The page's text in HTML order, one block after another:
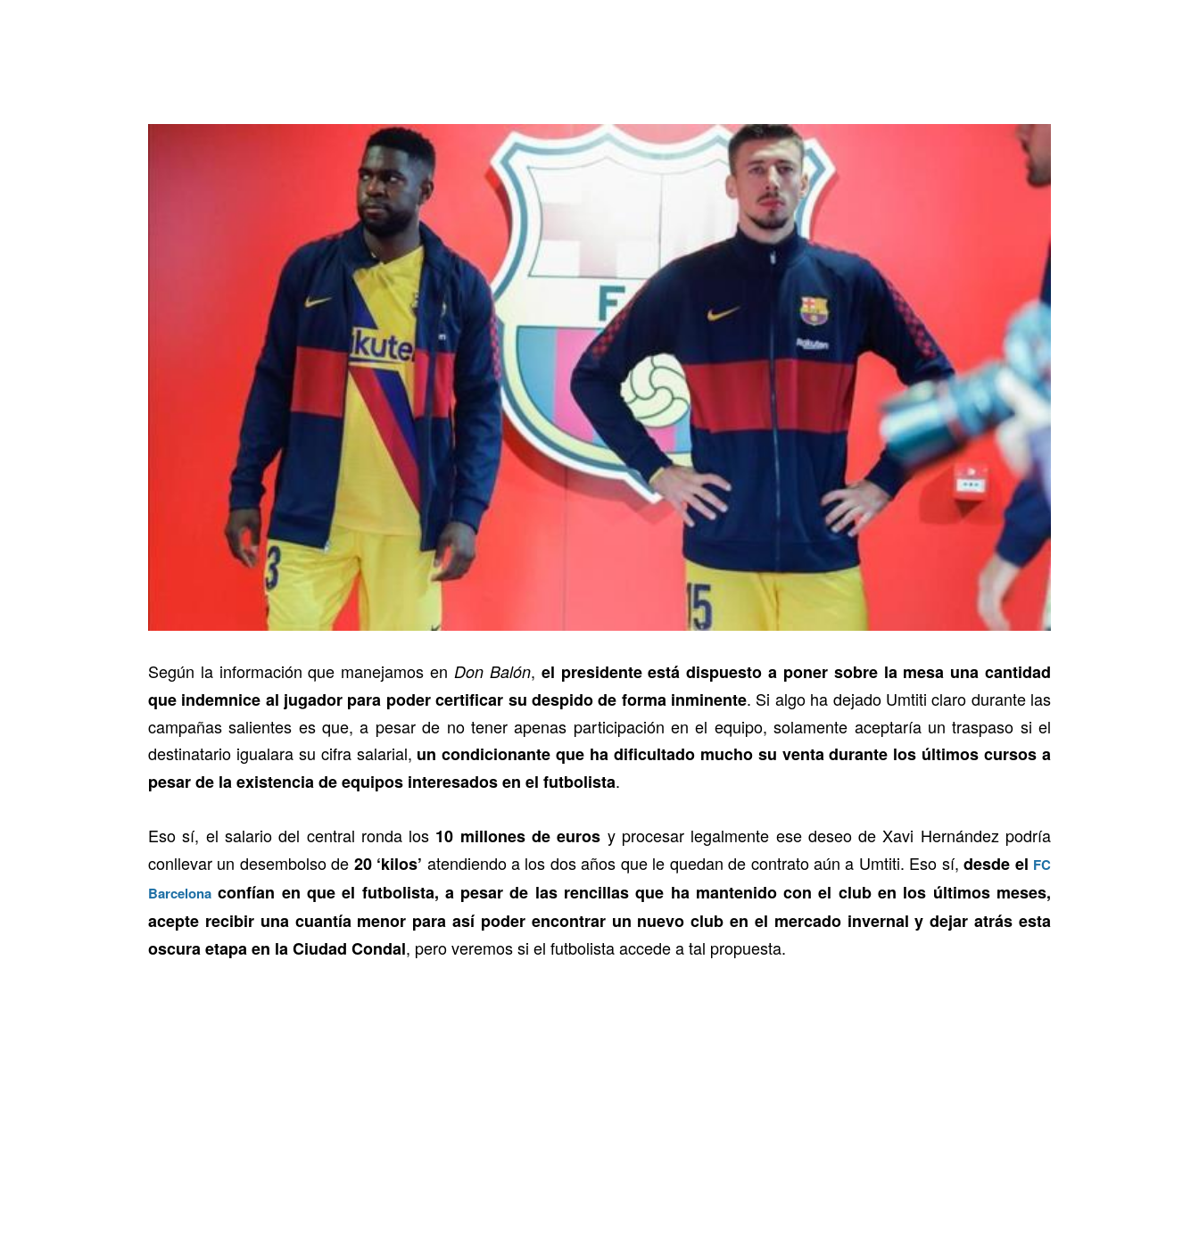
Según la información que manejamos en Don Balón, el presidente está dispuesto a poner sobre la mesa una cantidad
que indemnice al jugador para poder certificar su despido de forma inminente. Si algo ha dejado Umtiti claro durante las
campañas salientes es que, a pesar de no tener apenas participación en el equipo, solamente aceptaría un traspaso si el
destinatario igualara su cifra salarial, un condicionante que ha dificultado mucho su venta durante los últimos cursos a
pesar de la existencia de equipos interesados en el futbolista.
Eso sí, el salario del central ronda los 10 millones de euros y procesar legalmente ese deseo de Xavi Hernández podría
conllevar un desembolso de 20 ‘kilos’ atendiendo a los dos años que le quedan de contrato aún a Umtiti. Eso sí,desde el FC
Barcelona confían en que el futbolista, a pesar de las rencillas que ha mantenido con el club en los últimos meses,
acepte recibir una cuantía menor para así poder encontrar un nuevo club en el mercado invernal y dejar atrás esta
oscura etapa en la Ciudad Condal, pero veremos si el futbolista accede a tal propuesta.